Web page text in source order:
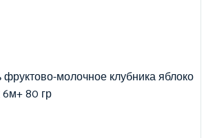
молочное клубника яблоко
80 гр